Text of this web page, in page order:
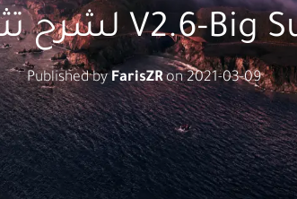
Published byFarisZRon2021-03-09